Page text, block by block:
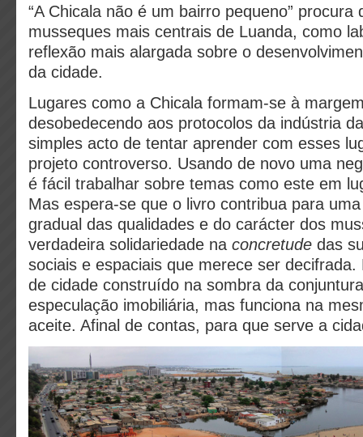
“A Chicala não é um bairro pequeno” procura
musseques mais centrais de Luanda, como
reflexão mais alargada sobre o
da cidade.
Lugares como a Chicala formam-se à
desobedecendo aos protocolos da indústria
simples acto de tentar aprender com esses
projeto controverso. Usando de novo uma
é fácil trabalhar sobre temas como este em
Mas espera-se que o livro contribua para
gradual das qualidades e do carácter dos
verdadeira solidariedade na concretude das
sociais e espaciais que merece ser
de cidade construído na sombra da
especulação imobiliária, mas funciona na
aceite. Afinal de contas, para que serve a